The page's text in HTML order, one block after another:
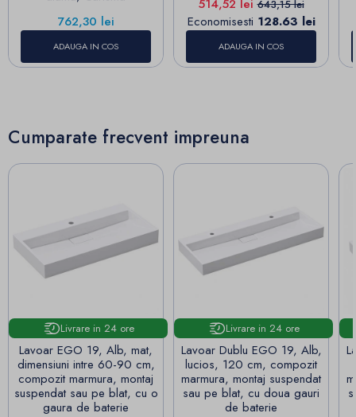
Pret
762,30 lei
ADAUGA IN COS
514,52 lei643,15 lei
Economisesti 128.63 lei
ADAUGA IN COS
Cumparate frecvent impreuna
Livrare in 24 ore
Lavoar EGO 19, Alb, mat,
dimensiuni intre 60-90 cm,
compozit marmura, montaj
suspendat sau pe blat, cu o
gaura de baterie
Livrare in 24 ore
Lavoar Dublu EGO 19, Alb,
lucios, 120 cm, compozit
marmura, montaj suspendat
sau pe blat, cu doua gauri
de baterie